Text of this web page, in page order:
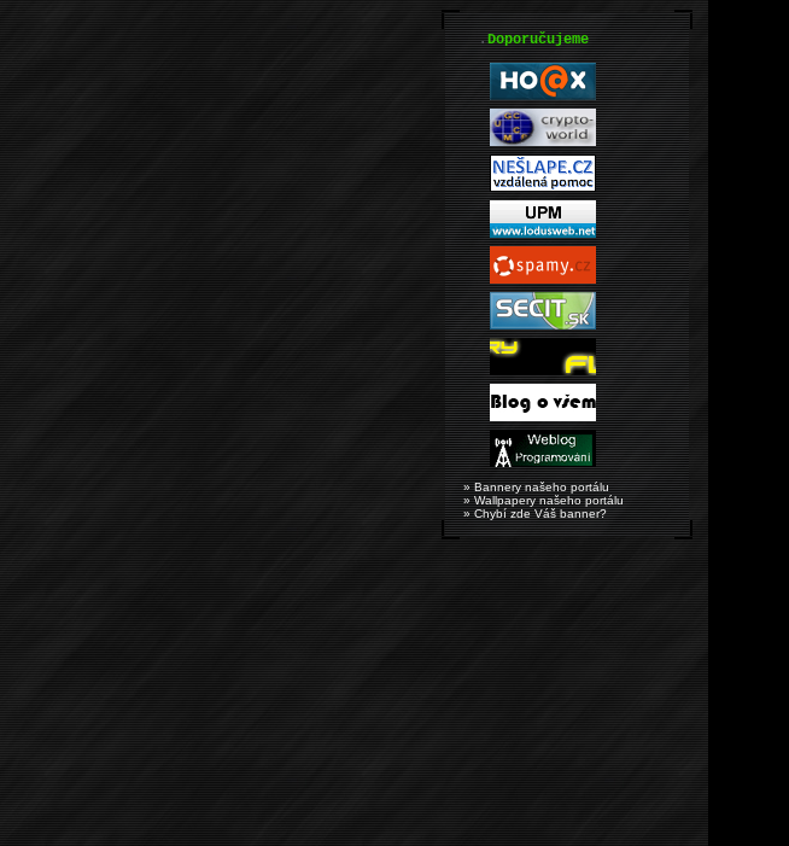
.Doporučujeme
» Bannery našeho portálu
» Wallpapery našeho portálu
» Chybí zde Váš banner?